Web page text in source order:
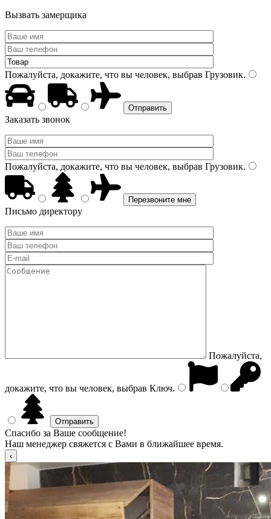
Вызвать замерщика
Пожалуйста, докажите, что вы человек, выбрав Грузовик.
Заказать звонок
Пожалуйста, докажите, что вы человек, выбрав Грузовик.
Письмо директору
Пожалуйста,
докажите, что вы человек, выбрав Ключ.
Спасибо за Ваше сообщение!
Наш менеджер свяжется с Вами в ближайшее время.